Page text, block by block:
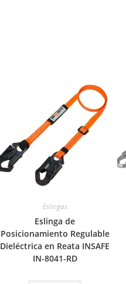
Eslingas
Eslinga de
Posicionamiento Regulable
Dieléctrica en Reata INSAFE
IN-8041-RD